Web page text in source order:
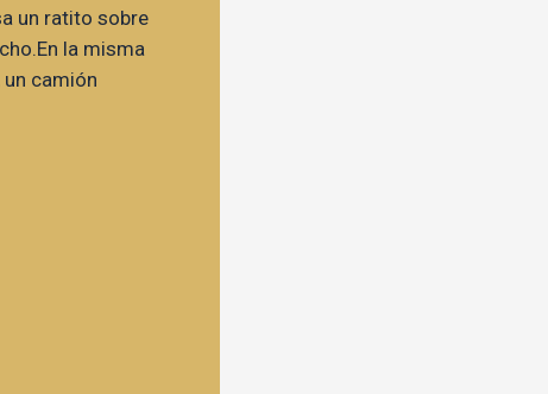
un ratito sobre
la misma
camión